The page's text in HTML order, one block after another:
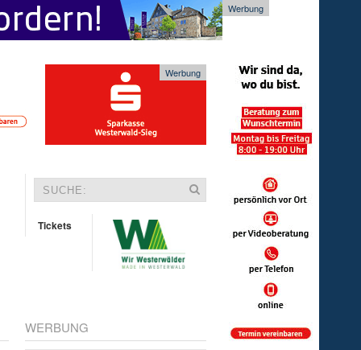
Werbung
Werbung
Tickets
WERBUNG